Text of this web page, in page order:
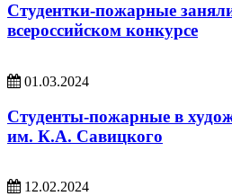
Студентки-пожарные
всероссийском конкурсе
01.03.2024
Студенты-пожарные в
им. К.А. Савицкого
12.02.2024